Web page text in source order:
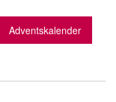
Adventskalender